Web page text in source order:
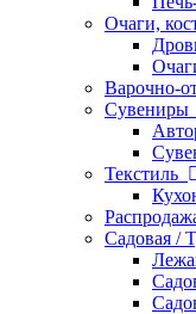
Очаги,
Варочно-
Сувениры
Текстиль
Садовая /